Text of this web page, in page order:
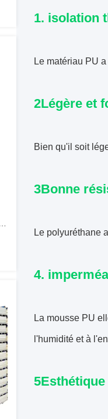
1. isolation
Le matériau PU
2Légère et
Bien qu'il soit
3Bonne
Le polyuréthane
4.
La mousse PU
l'humidité et à